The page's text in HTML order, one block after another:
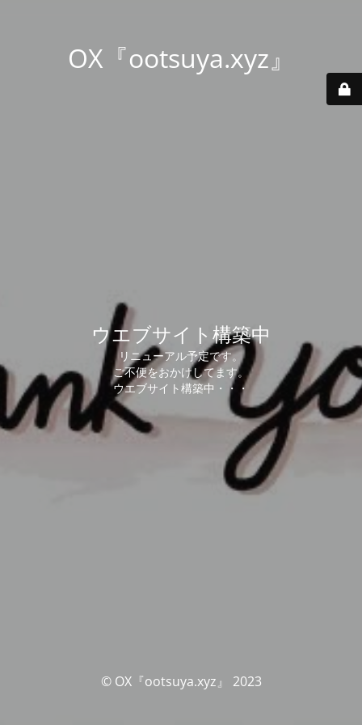
OX『ootsuya.xyz』
ウエブサイト構築中
リニューアル予定です。
ご不便をおかけしてます。
ウエブサイト構築中・・・
© OX『ootsuya.xyz』 2023